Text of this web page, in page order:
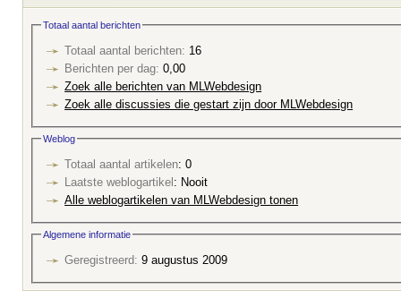
Totaal aantal berichten
Totaal aantal berichten: 16
Berichten per dag: 0,00
Zoek alle berichten van MLWebdesign
Zoek alle discussies die gestart zijn door MLWebdesign
Weblog
Totaal aantal artikelen: 0
Laatste weblogartikel
: Nooit
Alle weblogartikelen van MLWebdesign tonen
Algemene informatie
Geregistreerd: 9 augustus 2009